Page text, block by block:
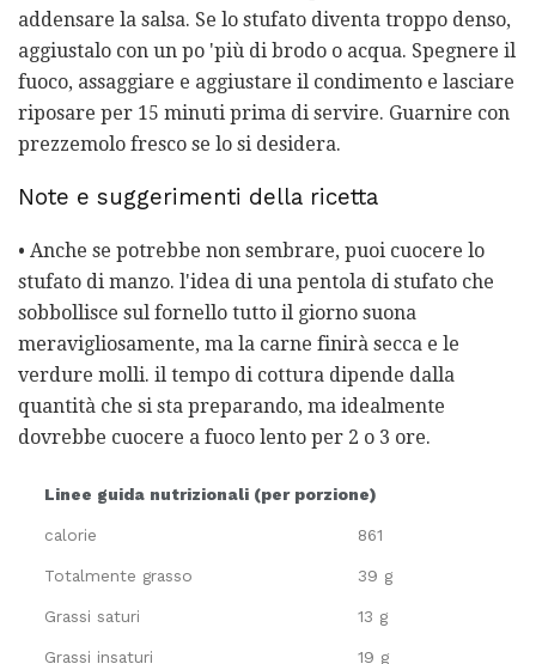
addensare la salsa. Se lo stufato diventa troppo denso,
aggiustalo con un po 'più di brodo o acqua. Spegnere il
fuoco, assaggiare e aggiustare il condimento e lasciare
riposare per 15 minuti prima di servire. Guarnire con
prezzemolo fresco se lo si desidera.
Note e suggerimenti della ricetta
• Anche se potrebbe non sembrare, puoi cuocere lo
stufato di manzo. l'idea di una pentola di stufato che
sobbollisce sul fornello tutto il giorno suona
meravigliosamente, ma la carne finirà secca e le
verdure molli. il tempo di cottura dipende dalla
quantità che si sta preparando, ma idealmente
dovrebbe cuocere a fuoco lento per 2 o 3 ore.
Linee guida nutrizionali (per porzione)
calorie 861
Totalmente grasso 39 g
Grassi saturi 13 g
Grassi insaturi 19 g